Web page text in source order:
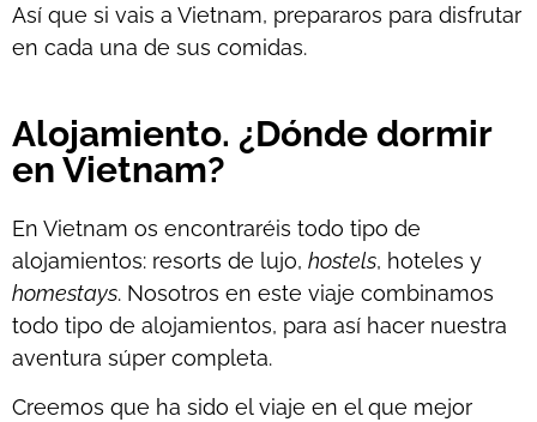
Así que si vais a Vietnam, prepararos para disfrutar
en cada una de sus comidas.
Alojamiento. ¿Dónde dormir
en Vietnam?
En Vietnam os encontraréis todo tipo de
alojamientos: resorts de lujo, hostels, hoteles y
homestays. Nosotros en este viaje combinamos
todo tipo de alojamientos, para así hacer nuestra
aventura súper completa.
Creemos que ha sido el viaje en el que mejor